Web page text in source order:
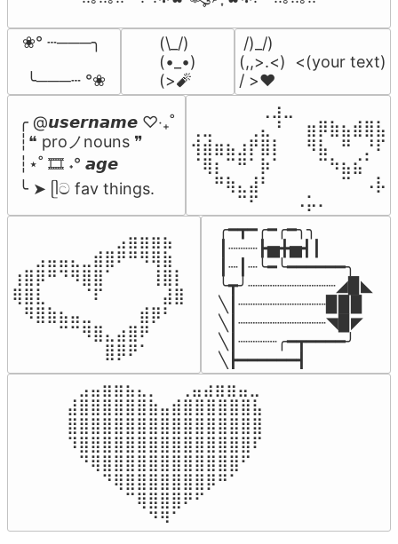
❀° ┄───╮
╰───┄ °❀
(\_/)
(•_•)
(>🧨
/)_/)
(,,>.<)  <(your text)
/ >❤️
╭ @𝙪𝙨𝙚𝙧𝙣𝙖𝙢𝙚 ♡‧₊˚
┆❝ proノnouns ❞
┆⋆˚ 🎞️ ˖° 𝙖𝙜𝙚
╰ ➤ ᥫට fav things.
⠀⠀⠀⠀⠀⠀⢀⣰⣀⠀⠀⠀⠀⠀⠀⠀⠀
⢀⣀⠀⠀⠀⢀⣄⠘⠀⠀⣶⡿⣷⣦⣾⣿⣧
⢺⣾⣶⣦⣰⡟⣿⡇⠀⠀⠻⣧⠀⠛⠀⡘⠏
⠈⢿⡆⠉⠛⠁⡷⠁⠀⠀⠀⠉⠳⣦⣮⠁⠀
⠀⠀⠛⢷⣄⣼⠃⠀⠀⠀⠀⠀⠀⠉⠀⠠⡧
⠀⠀⠀⠀⠉⠋⠀⠀⠀⠠⡥⠄⠀⠀⠀⠀⠀
⠀⠀⠀⠀⠀⠀⠀⠀⠀⣠⣶⣶⣶⣦⠀⠀
⠀⠀⣠⣤⣤⣄⣀⣾⣿⠟⠛⠻⢿⣷⠀
⢰⣿⡿⠛⠙⠻⣿⣿⠁⠀⠀⠀⢸⣿⡇
⢿⣿⣇⠀⠀⠀⠈⠏⠀⠀⠀⠀⠀⣼⣿⠀
⠀⠻⣿⣷⣦⣤⣀⠀⠀⠀⠀⣾⡿⠃⠀
⠀⠀⠀⠀⠉⠉⠻⣿⣄⣴⣿⠟⠀⠀⠀
⠀⠀⠀⠀⠀⠀⠀⠀⣿⡿⠟⠁⠀⠀⠀⠀
╭━┳━╭━╭━╮╮
┃┈┈┈┣▅╋▅┫┃
┃┈┃┈╰━╰━━━━━━╮
╰┳╯┈┈┈┈┈┈┈┈┈◢▉◣
╲┃┈┈┈┈┈┈┈┈┈▉▉▉
╲┃┈┈┈┈┈┈┈┈┈◥▉◤
╲┃┈┈┈┈╭━┳━━━━╯
╲┣━━━━━━┫﻿
⠀⣠⣤⣶⣶⣦⣄⡀  ⠀⢀⣤⣴⣶⣶⣤⣀⠀
⣼⣿⣿⣿⣿⣿⣿⣷⣤⣾⣿⣿⣿⣿⣿⣿⣧
⣿⣿⣿⣿⣿⣿⣿⣿⣿⣿⣿⣿⣿⣿⣿⣿⣿
⠹⣿⣿⣿⣿⣿⣿⣿⣿⣿⣿⣿⣿⣿⣿⣿⠏
⠀⠙⢿⣿⣿⣿⣿⣿⣿⣿⣿⣿⣿⣿⣿⠋⠀
⠀⠀⠀⠙⢿⣿⣿⣿⣿⣿⣿⣿⡿⠛⠁⠀⠀
⠀⠀⠀⠀⠀⠉⢿⣿⣿⣿⠟⠋⠀⠀⠀⠀⠀
⠀⠀⠀⠀⠀⠀⠀⠙⠻⠁⠀⠀⠀⠀⠀⠀⠀⠀⠀⠀⠀⠀⠀